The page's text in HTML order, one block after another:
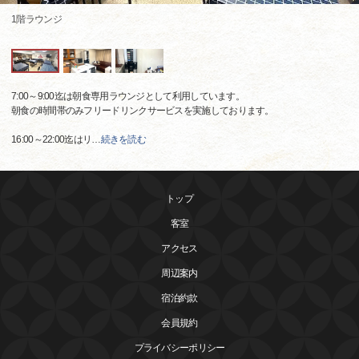
1階ラウンジ
7:00～9:00迄は朝食専用ラウンジとして利用しています。
朝食の時間帯のみフリードリンクサービスを実施しております。
16:00～22:00迄はリ …続きを読む
トップ
客室
アクセス
周辺案内
宿泊約款
会員規約
プライバシーポリシー